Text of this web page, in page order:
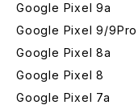
Google Pixel 9a
Google Pixel 9/9Pro
Google Pixel 8a
Google Pixel 8
Google Pixel 7a